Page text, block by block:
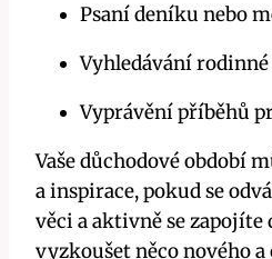
Psaní deníku nebo
Vyhledávání
Vyprávění příběhů
Vaše důchodové období
a inspirace, pokud se
věci a aktivně se zapojíte
vyzkoušet něco nového